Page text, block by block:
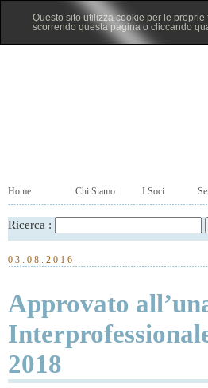
Questo sito utilizza cookie per le
scorrendo questa pagina o cliccando
Home Chi Siamo I Soci
Ricerca :
03.08.2016
Approvato
2018